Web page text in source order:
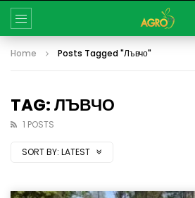
Home Posts Tagged "Лъвчо"
TAG: ЛЪВЧО
1 POSTS
SORT BY: LATEST